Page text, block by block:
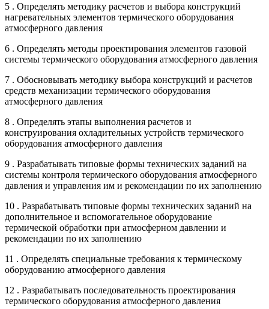
5 . Определять методику расчетов и выбора конструкций
нагревательных элементов термического оборудования
атмосферного давления
6 . Определять методы проектирования элементов газовой
системы термического оборудования атмосферного давления
7 . Обосновывать методику выбора конструкций и расчетов
средств механизации термического оборудования
атмосферного давления
8 . Определять этапы выполнения расчетов и
конструирования охладительных устройств термического
оборудования атмосферного давления
9 . Разрабатывать типовые формы технических заданий на
системы контроля термического оборудования атмосферного
давления и управления им и рекомендации по их заполнению
10 . Разрабатывать типовые формы технических заданий на
дополнительное и вспомогательное оборудование
термической обработки при атмосферном давлении и
рекомендации по их заполнению
11 . Определять специальные требования к термическому
оборудованию атмосферного давления
12 . Разрабатывать последовательность проектирования
термического оборудования атмосферного давления